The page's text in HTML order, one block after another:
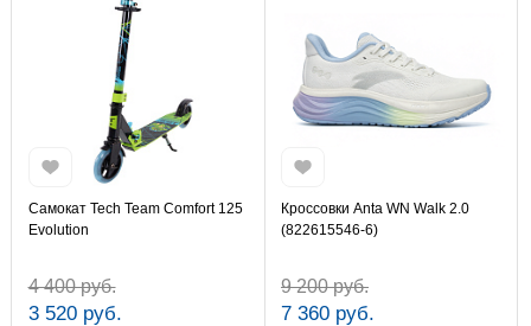
Самокат Tech Team Comfort 125
Evolution
4 400 руб.
3 520 руб.
Кроссовки Anta WN Walk 2.0
(822615546-6)
9 200 руб.
7 360 руб.